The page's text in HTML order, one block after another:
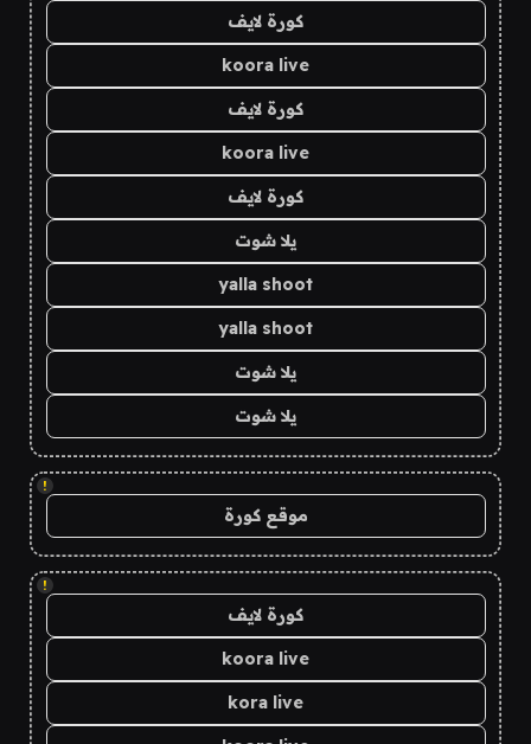
كورة لايف
koora live
كورة لايف
koora live
كورة لايف
يلا شوت
yalla shoot
yalla shoot
يلا شوت
يلا شوت
!
موقع كورة
!
كورة لايف
koora live
kora live